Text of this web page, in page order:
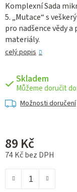
Komplexní Sada
5. „Mutace“ s
pro nadšence vědy
materiály.
celý popis
Skladem
Možnosti doručení
89 Kč
74 Kč bez DPH